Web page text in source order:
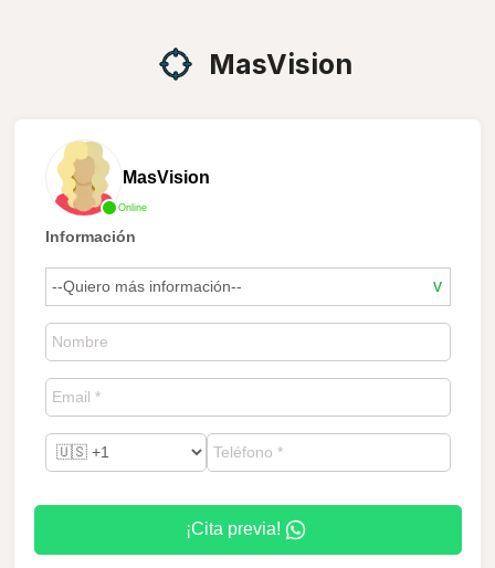
MasVision
Online
MasVision
Información
¡Cita previa!